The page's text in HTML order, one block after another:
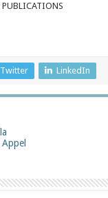
PUBLICATIONS
Twitter LinkedIn